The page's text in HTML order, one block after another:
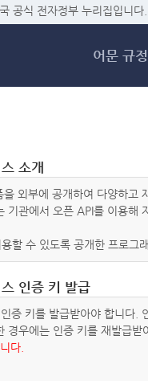
메
공식 전자정부 누리집입니다.
어문 규정
소개
외부에 공개하여 다양하
기관에서 오픈 API를 이용해
할 수 있도록 공개한 프로그
인증 키 발급
증 키를 발급받아야 합니다
경우에는 인증 키를 재발급받
다.